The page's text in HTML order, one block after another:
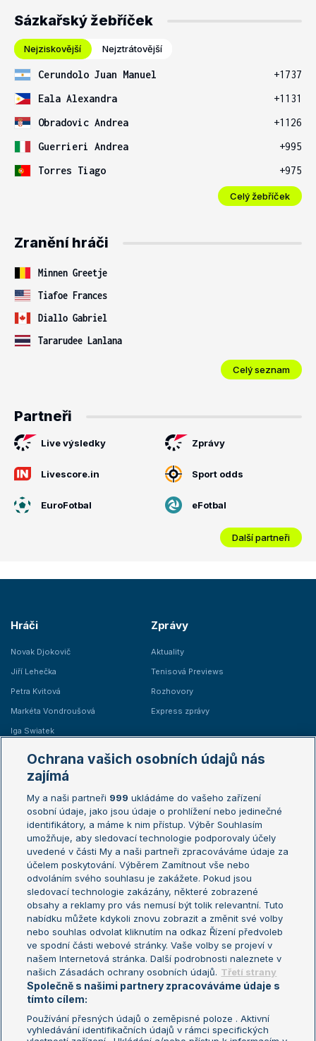
Sázkařský žebříček
Nejziskovější Nejztrátovější
Cerundolo Juan Manuel
+1737
Eala Alexandra
+1131
Obradovic Andrea
+1126
Guerrieri Andrea
+995
Torres Tiago
+975
Celý žebříček
Zranění hráči
Minnen Greetje
Tiafoe Frances
Diallo Gabriel
Tararudee Lanlana
Celý seznam
Partneři
Live výsledky Zprávy
Livescore.in Sport odds
EuroFotbal eFotbal
Další partneři
Hráči
Novak Djokovič
Jiří Lehečka
Petra Kvitová
Markéta Vondroušová
Iga Swiatek
Zprávy
Aktuality
Tenisová Previews
Rozhovory
Express zprávy
Žebříčky
Žebříček ATP (muži)
Žebříček WTA (ženy)
Sázkařský žebříček
Australian Open
French Open
Wimbledon
US Open
Turnaj mistrů
Turnaj mistryň
Aktualní trendy
Fotbalové přestupy
Livesport Daily
LS Prague Open
Ochrana vašich osobních údajů nás
zajímá
My a naši partneři 999 ukládáme do vašeho zařízení
osobní údaje, jako jsou údaje o prohlížení nebo jedinečné
identifikátory, a máme k nim přístup. Výběr Souhlasím
umožňuje, aby sledovací technologie podporovaly účely
uvedené v části My a naši partneři zpracováváme údaje za
účelem poskytování. Výběrem Zamítnout vše nebo
odvoláním svého souhlasu je zakážete. Pokud jsou
sledovací technologie zakázány, některé zobrazené
obsahy a reklamy pro vás nemusí být tolik relevantní. Tuto
nabídku můžete kdykoli znovu zobrazit a změnit své volby
nebo souhlas odvolat kliknutím na odkaz Řízení předvoleb
ve spodní části webové stránky. Vaše volby se projeví v
našem Internetová stránka. Další podrobnosti naleznete v
našich Zásadách ochrany osobních údajů. Třetí strany
Společně s našimi partnery zpracováváme údaje s
tímto cílem:
Používání přesných údajů o zeměpisné poloze . Aktivní
vyhledávání identifikačních údajů v rámci specifických